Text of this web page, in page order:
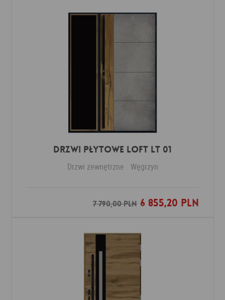
DRZWI PŁYTOWE LOFT LT 01
Drzwi zewnętrzne Węgrzyn
7 790,00 PLN6 855,20 PLN
Dodaj do ulubionych